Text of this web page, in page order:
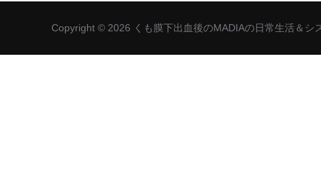
Copyright © 2026 くも膜下出血後のMADIAの日常生活＆シ